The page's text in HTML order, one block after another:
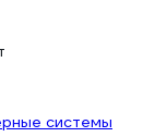
системы